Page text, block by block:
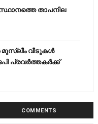
താപനില
മുസ്ലീം വീടുകള്‍
പ്രവര്‍ത്തകര്‍ക്ക്
COMMENTS